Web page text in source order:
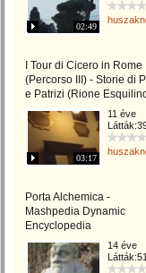
02:49
I Tour di Cicero in Rome
(Percorso III) - Storie di
e Patrizi (Rione
03:17
11 éve
Porta Alchemica -
Mashpedia Dynamic
Encyclopedia
14 éve